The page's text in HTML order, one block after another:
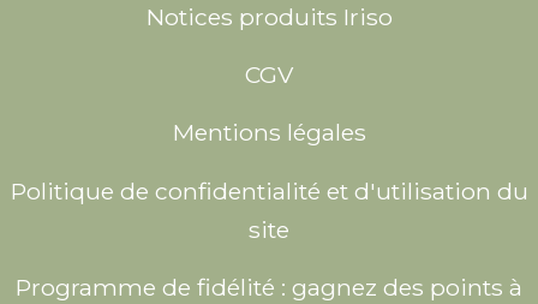
Notices produits Iriso
CGV
Mentions légales
Politique de confidentialité et d'utilisation du
site
Programme de fidélité : gagnez des points à